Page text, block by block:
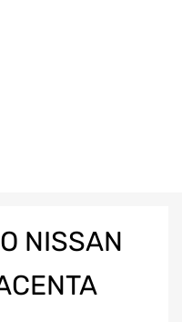
NISSAN